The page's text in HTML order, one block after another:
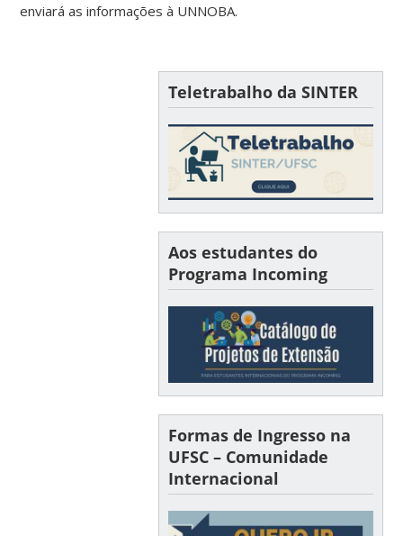
enviará as informações à UNNOBA.
Teletrabalho da SINTER
Aos estudantes do
Programa Incoming
Formas de Ingresso na
UFSC – Comunidade
Internacional